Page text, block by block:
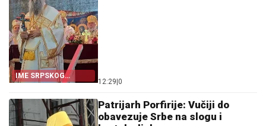
IME SRPSKOG
NARODA JE SVETI
12:29 0
Patrijarh Porfirije: Vučiji do
obavezuje Srbe na slogu i